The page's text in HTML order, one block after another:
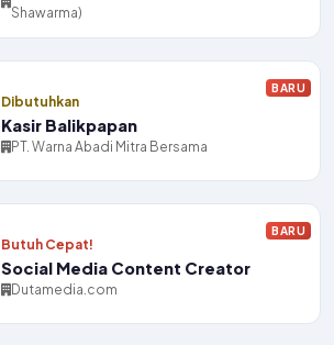
Shawarma)
Dibutuhkan
Kasir Balikpapan
PT. Warna Abadi Mitra Bersama
BARU
Butuh Cepat!
Social Media Content Creator
Dutamedia.com
BARU